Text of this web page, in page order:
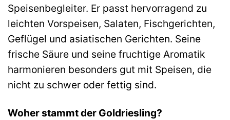
Speisenbegleiter. Er passt hervorragend zu
leichten Vorspeisen, Salaten, Fischgerichten,
Geflügel und asiatischen Gerichten. Seine
frische Säure und seine fruchtige Aromatik
harmonieren besonders gut mit Speisen, die
nicht zu schwer oder fettig sind.
Woher stammt der Goldriesling?